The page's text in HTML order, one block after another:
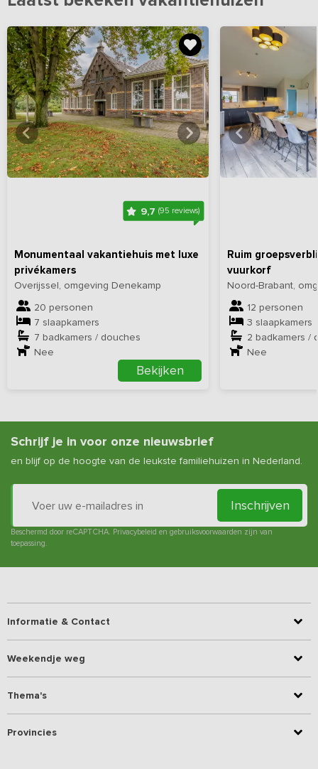
9,7(95 reviews)
Monumentaal vakantiehuis met luxe
privékamers
Overijssel, omgeving Denekamp
20 personen
7 slaapkamers
7 badkamers / douches
Nee
Bekijken
Bekijkhieralle foto's
Ruim
vuurkorf
Noord-Brabant,
12 personen
3 slaapkamers
2 badkamers /
Nee
Bekijk
Schrijf je in voor onze nieuwsbrief
en blijf op de hoogte van de leukste familiehuizen in Nederland.
Inschrijven
Beschermd door reCAPTCHA. Privacybeleid en gebruiksvoorwaarden zijn van
toepassing.
Informatie & Contact
Weekendje weg
Thema's
Provincies